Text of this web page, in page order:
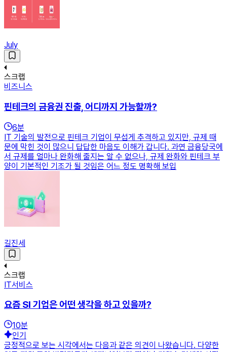
July
스크랩
비즈니스
핀테크의 금융권 진출, 어디까지 가능할까?
6분
IT 기술의 발전으로 핀테크 기업이 무섭게 추격하고 있지만, 규제 때
문에 막힌 것이 많으니 답답한 마음도 이해가 갑니다. 과연 금융당국에
서 규제를 얼마나 완화해 줄지는 알 수 없으나, 규제 완화와 핀테크 부
양이 기본적인 기조가 될 것임은 어느 정도 명확해 보입
길진세
스크랩
IT서비스
요즘 SI 기업은 어떤 생각을 하고 있을까?
10분
인기
긍정적으로 보는 시각에서는 다음과 같은 의견이 나왔습니다. 다양한